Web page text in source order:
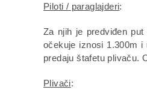
Piloti / paraglajderi:
Za njih je predviđen
očekuje iznosi 1.300m
predaju štafetu plivaču.
Plivači: